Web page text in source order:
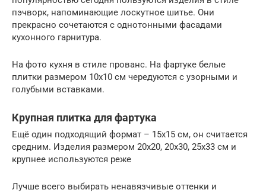
пэчворк, напоминающие лоскутное шитье. Они
прекрасно сочетаются с однотонными фасадами
кухонного гарнитура.
На фото кухня в стиле прованс. На фартуке белые
плитки размером 10х10 см чередуются с узорными и
голубыми вставками.
Крупная плитка для фартука
Ещё один подходящий формат – 15х15 см, он считается
средним. Изделия размером 20х20, 20х30, 25х33 см и
крупнее используются реже
Лучше всего выбирать ненавязчивые оттенки и